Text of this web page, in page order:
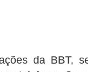
da BBT,